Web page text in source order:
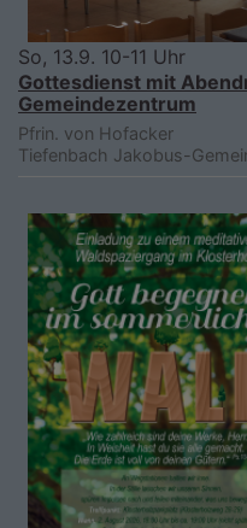
So, 13.9. 10-11 Uhr
Gottesdienst mit
Gemeindezentrum
Pfrin. von Hofacker
Tiefenbach Jakobus-